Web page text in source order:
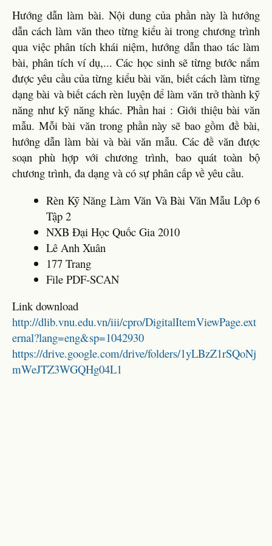
Hướng dẫn làm bài. Nội dung của phần này là hướng
dẫn cách làm văn theo từng kiểu ài trong chương trình
qua việc phân tích khái niệm, hướng dẫn thao tác làm
bài, phân tích ví dụ,... Các học sinh sẽ từng bước nắm
được yêu cầu của từng kiểu bài văn, biết cách làm từng
dạng bài và biết cách rèn luyện để làm văn trở thành kỹ
năng như kỹ năng khác. Phần hai : Giới thiệu bài văn
mẫu. Mỗi bài văn trong phần này sẽ bao gồm đề bài,
hướng dẫn làm bài và bài văn mẫu. Các đề văn được
soạn phù hợp với chương trình, bao quát toàn bộ
chương trình, đa dạng và có sự phân cấp về yêu cầu.
Rèn Kỹ Năng Làm Văn Và Bài Văn Mẫu Lớp 6
Tập 2
NXB Đại Học Quốc Gia 2010
Lê Anh Xuân
177 Trang
File PDF-SCAN
Link download
http://dlib.vnu.edu.vn/iii/cpro/DigitalItemViewPage.ext
ernal?lang=eng&sp=1042930
https://drive.google.com/drive/folders/1yLBzZ1rSQoNj
mWeJTZ3WGQHg04L1